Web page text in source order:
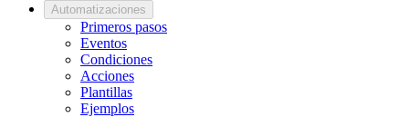
Automatizaciones
Primeros pasos
Eventos
Condiciones
Acciones
Plantillas
Ejemplos